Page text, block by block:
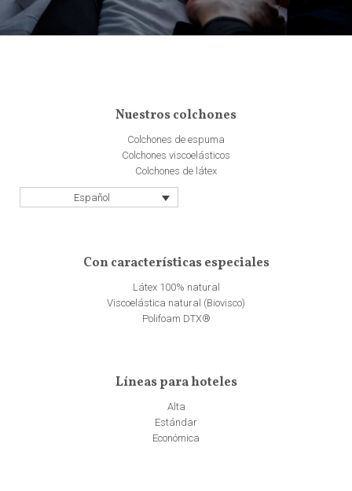
Nuestros colchones
Colchones de espuma
Colchones viscoelásticos
Colchones de látex
Español
Con características especiales
Látex 100% natural
Viscoelástica natural (Biovisco)
Polifoam DTX®
Líneas para hoteles
Alta
Estándar
Económica